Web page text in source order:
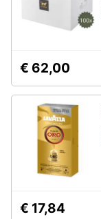
Vedi
Elettrodomestici
offerta
Frigoriferi
Lavatrici
offerta
€ 62,00
€ 17,84